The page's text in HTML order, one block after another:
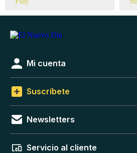
Mi cuenta
Suscríbete
Newsletters
Servicio al cliente